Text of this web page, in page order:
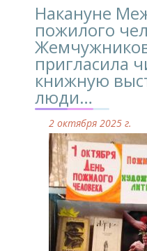
Накануне
пожилого
пригласила
книжную
люди…
2 октября 2025 г.